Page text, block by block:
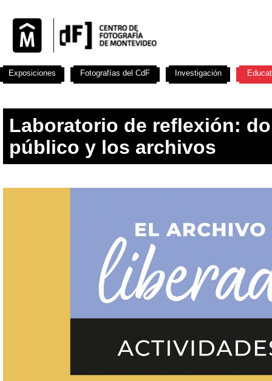
Laboratorio de reflexión:
público y los archivos
Exposiciones Fotografías del CdF Investigación